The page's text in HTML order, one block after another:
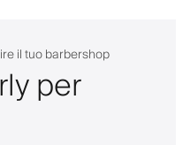
il tuo barbershop
per